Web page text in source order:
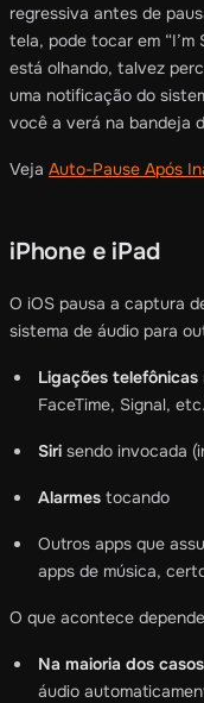
regressiva antes de
tela, pode tocar em “I’m
está olhando, talvez
uma notificação do
você a verá na bandeja
Veja Auto-Pause Após
iPhone e iPad
O iOS pausa a captura
sistema de áudio para
Ligações telefônicas
FaceTime, Signal,
Siri sendo invocada
Alarmes tocando
Outros apps que
apps de música,
O que acontece
Na maioria dos casos
áudio